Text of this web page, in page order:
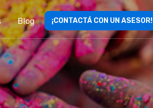
Blog ¡CONTACTÁ CON UN ASESOR!